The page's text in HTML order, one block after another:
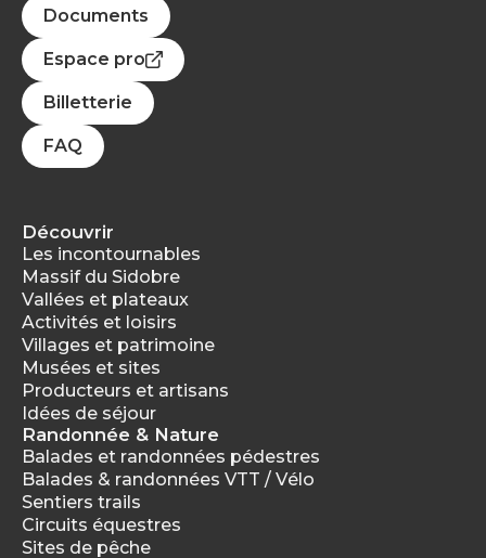
Documents
Espace pro
Billetterie
FAQ
Découvrir
Les incontournables
Massif du Sidobre
Vallées et plateaux
Activités et loisirs
Villages et patrimoine
Musées et sites
Producteurs et artisans
Idées de séjour
Randonnée & Nature
Balades et randonnées pédestres
Balades & randonnées VTT / Vélo
Sentiers trails
Circuits équestres
Sites de pêche